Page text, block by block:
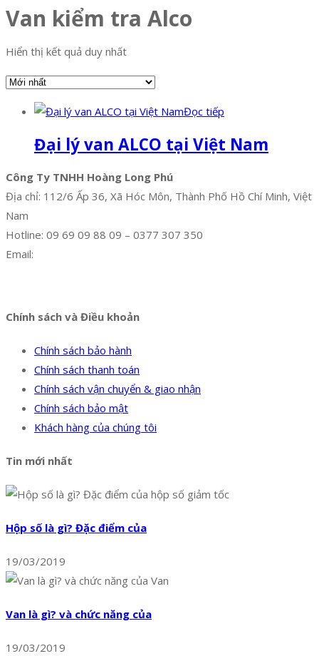
Van kiểm tra Alco
Hiển thị kết quả duy nhất
Đọc tiếp
Đại lý van ALCO tại Việt Nam
Công Ty TNHH Hoàng Long Phú
Địa chỉ: 112/6 Ấp 36, Xã Hóc Môn, Thành Phố Hồ Chí Minh, Việt
Nam
Hotline: 09 69 09 88 09 – 0377 307 350
Email:
Chính sách và Điều khoản
Chính sách bảo hành
Chính sách thanh toán
Chính sách vận chuyển & giao nhận
Chính sách bảo mật
Khách hàng của chúng tôi
Tin mới nhất
Hộp số là gì? Đặc điểm của
19/03/2019
Van là gì? và chức năng của
19/03/2019